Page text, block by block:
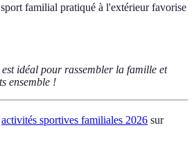
familial pratiqué à l'extérieur favorise
idéal pour rassembler la famille et
ensemble !
activités sportives familiales 2026 sur